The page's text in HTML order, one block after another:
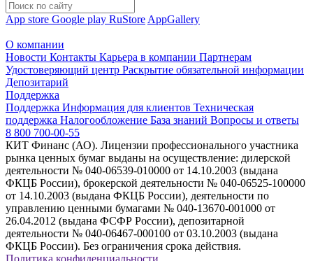
App store Google play RuStore AppGallery
О компании
Новости Контакты Карьера в компании Партнерам
Удостоверяющий центр Раскрытие обязательной информации
Депозитарий
Поддержка
Поддержка Информация для клиентов Техническая
поддержка Налогообложение База знаний Вопросы и ответы
8 800 700-00-55
КИТ Финанс (АО). Лицензии профессионального участника
рынка ценных бумаг выданы на осуществление: дилерской
деятельности № 040-06539-010000 от 14.10.2003 (выдана
ФКЦБ России), брокерской деятельности № 040-06525-100000
от 14.10.2003 (выдана ФКЦБ России), деятельности по
управлению ценными бумагами № 040-13670-001000 от
26.04.2012 (выдана ФСФР России), депозитарной
деятельности № 040-06467-000100 от 03.10.2003 (выдана
ФКЦБ России). Без ограничения срока действия.
Политика конфиденциальности